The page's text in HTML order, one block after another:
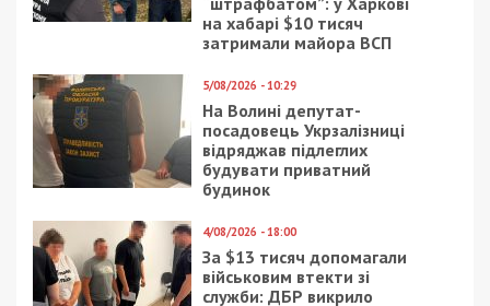
залишатися незалежними ЗМІ, а вам -
отримувати найсвіжіші новини під ними.
Приєднуйтесь також до 49000 в Google News. Слідкуйте
за останніми новинами!
Приєднатися
Читайте також